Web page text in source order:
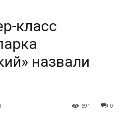
класс
назвали
0
691